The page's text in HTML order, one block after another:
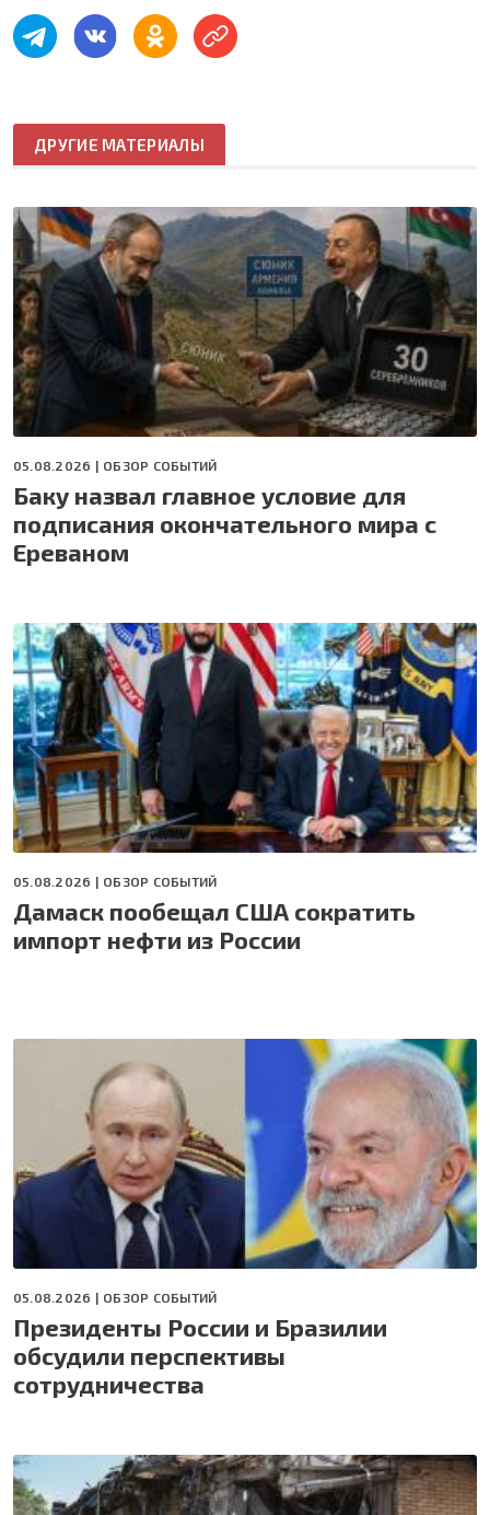
ДРУГИЕ МАТЕРИАЛЫ
05.08.2026 | ОБЗОР СОБЫТИЙ
Баку назвал главное условие для
подписания окончательного мира с
Ереваном
05.08.2026 | ОБЗОР СОБЫТИЙ
Дамаск пообещал США сократить
импорт нефти из России
05.08.2026 | ОБЗОР СОБЫТИЙ
Президенты России и Бразилии
обсудили перспективы
сотрудничества